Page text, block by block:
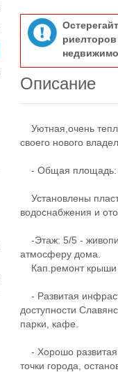
Описание
Уютная,очень
своего нового
- Общая площадь:
Установлены
водоснабжения и
-Этаж: 5/5 -
атмосферу дома.
Кап.ремонт крыши
- Развитая
доступности
парки, кафе.
- Хорошо развитая
точки города,